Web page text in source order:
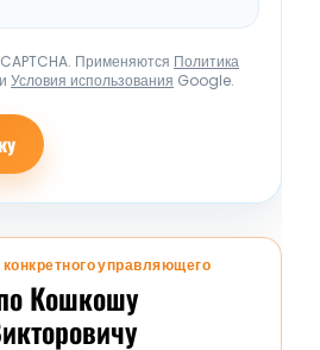
Применяются Политика
и Условия использования Google.
управляющего
Кошкошу